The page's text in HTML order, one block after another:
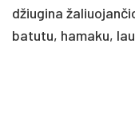
džiugina
batutu, hamaku,